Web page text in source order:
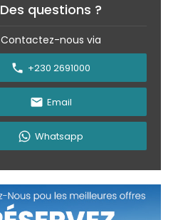
Des questions ?
Contactez-nous via
+230 2691000
Email
Whatsapp